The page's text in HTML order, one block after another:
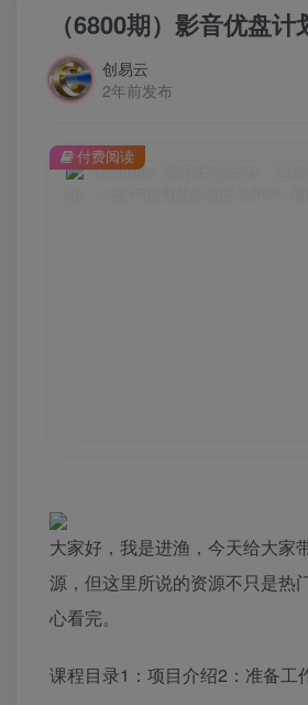
（6800期）影音优盘
创易云
2年前发布
付费阅读
大家好，我是进渔，今天给大家
源，但这里所说的资源不只是热
心看完。
课程目录1：项目介绍2：准备